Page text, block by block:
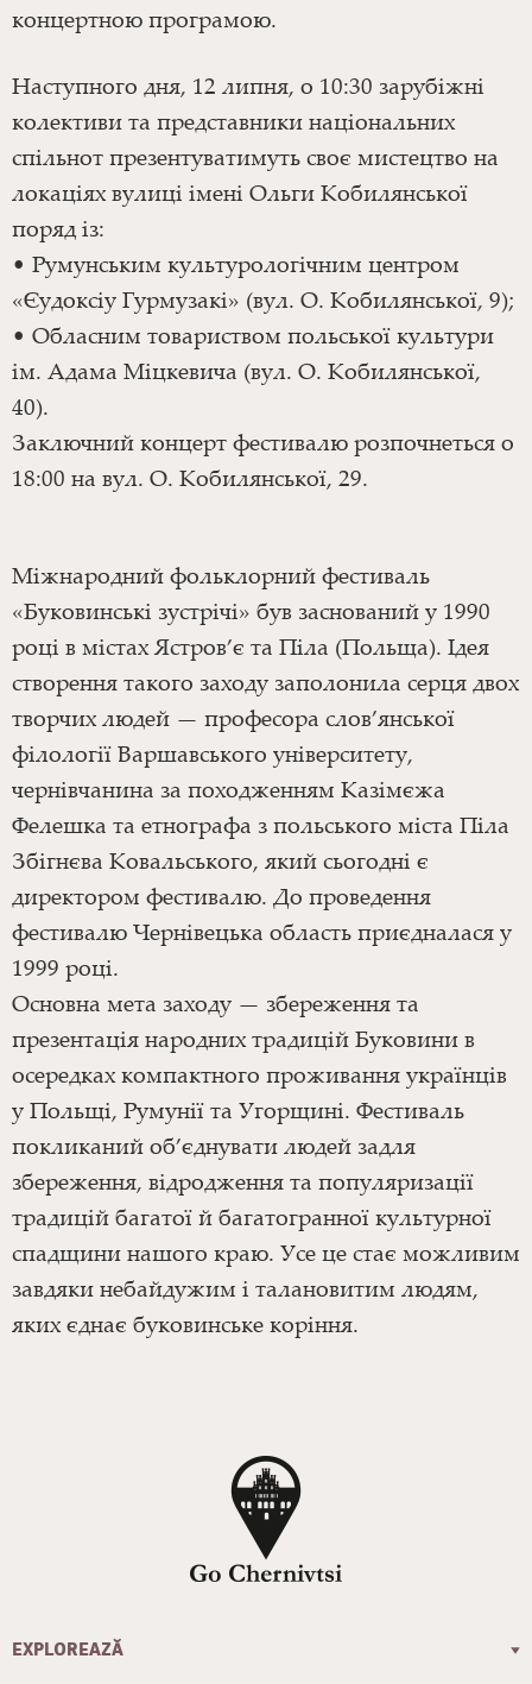
концертною програмою.
Наступного дня, 12 липня, о 10:30 зарубіжні
колективи та представники національних
спільнот презентуватимуть своє мистецтво на
локаціях вулиці імені Ольги Кобилянської
поряд із:
• Румунським культурологічним центром
«Єудоксіу Гурмузакі» (вул. О. Кобилянської, 9);
• Обласним товариством польської культури
ім. Адама Міцкевича (вул. О. Кобилянської,
40).
Заключний концерт фестивалю розпочнеться о
18:00 на вул. О. Кобилянської, 29.
Міжнародний фольклорний фестиваль
«Буковинські зустрічі» був заснований у 1990
році в містах Ястров’є та Піла (Польща). Ідея
створення такого заходу заполонила серця двох
творчих людей — професора слов’янської
філології Варшавського університету,
чернівчанина за походженням Казімєжа
Фелешка та етнографа з польського міста Піла
Збігнєва Ковальського, який сьогодні є
директором фестивалю. До проведення
фестивалю Чернівецька область приєдналася у
1999 році.
Основна мета заходу — збереження та
презентація народних традицій Буковини в
осередках компактного проживання українців
у Польщі, Румунії та Угорщині. Фестиваль
покликаний об’єднувати людей задля
збереження, відродження та популяризації
традицій багатої й багатогранної культурної
спадщини нашого краю. Усе це стає можливим
завдяки небайдужим і талановитим людям,
яких єднає буковинське коріння.
EXPLOREAZĂ